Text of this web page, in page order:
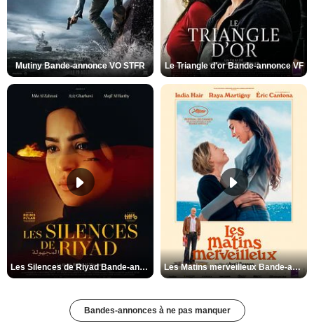
Mutiny Bande-annonce VO STFR Le Triangle d'or Bande-annonce VF
Les Silences de Riyad Bande-annonce VO STFR Les Matins merveilleux Bande-annonce VF
Bandes-annonces à ne pas manquer